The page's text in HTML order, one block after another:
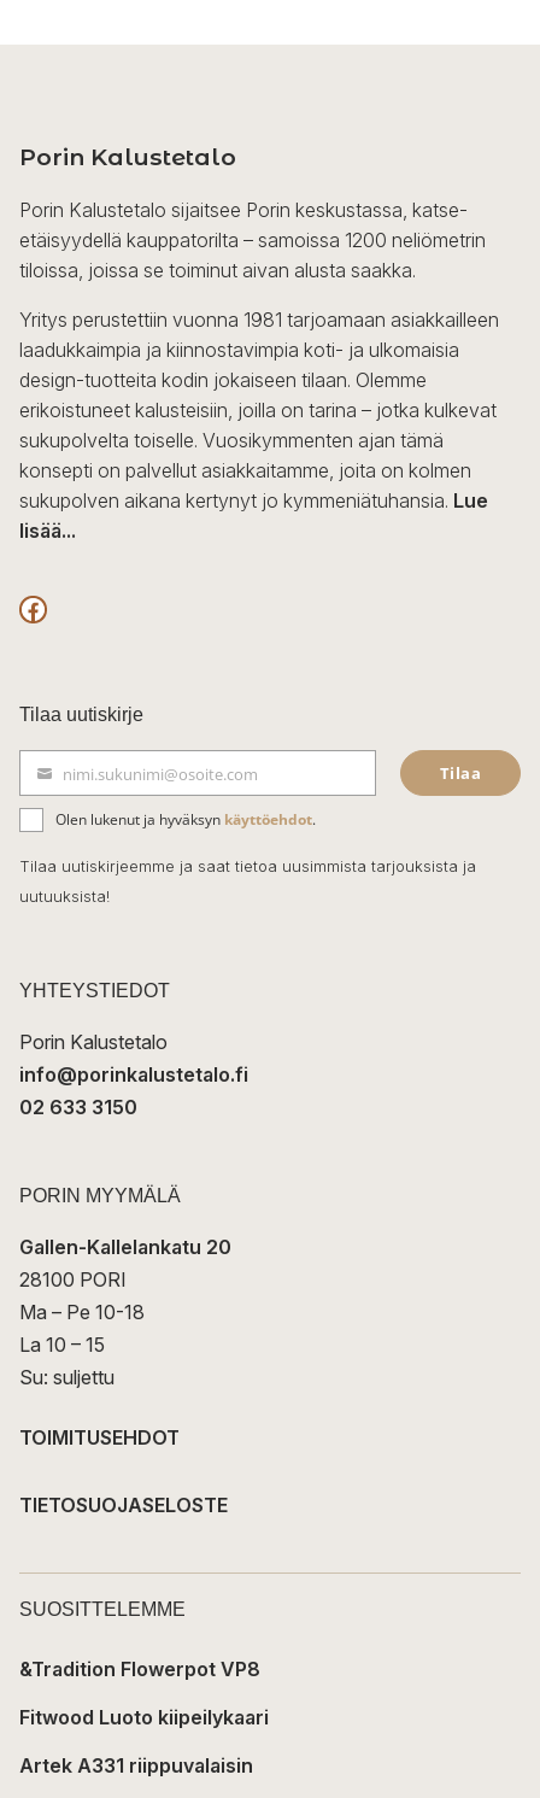
Porin Kalustetalo
Porin Kalustetalo sijaitsee Porin keskustassa, katse-
etäisyydellä kauppatorilta – samoissa 1200 neliömetrin
tiloissa, joissa se toiminut aivan alusta saakka.
Yritys perustettiin vuonna 1981 tarjoamaan asiakkailleen
laadukkaimpia ja kiinnostavimpia koti- ja ulkomaisia
design-tuotteita kodin jokaiseen tilaan. Olemme
erikoistuneet kalusteisiin, joilla on tarina – jotka kulkevat
sukupolvelta toiselle. Vuosikymmenten ajan tämä
konsepti on palvellut asiakkaitamme, joita on kolmen
sukupolven aikana kertynyt jo kymmeniätuhansia. Lue
lisää...
F
c
e
b
o
o
k
Tilaa uutiskirje
ä
h
k
t
nimi.sukunimi@osoite.com Tilaa
Olen lukenut ja hyväksyn käyttöehdot.
Tilaa uutiskirjeemme ja saat tietoa uusimmista tarjouksista ja
uutuuksista!
YHTEYSTIEDOT
Porin Kalustetalo
info@porinkalustetalo.fi
02 633 3150
PORIN MYYMÄLÄ
Gallen-Kallelankatu 20
28100 PORI
Ma – Pe 10-18
La 10 – 15
Su: suljettu
TOIMITUSEHDOT
TIETOSUOJASELOSTE
SUOSITTELEMME
&Tradition Flowerpot VP8
Fitwood Luoto kiipeilykaari
Artek A331 riippuvalaisin